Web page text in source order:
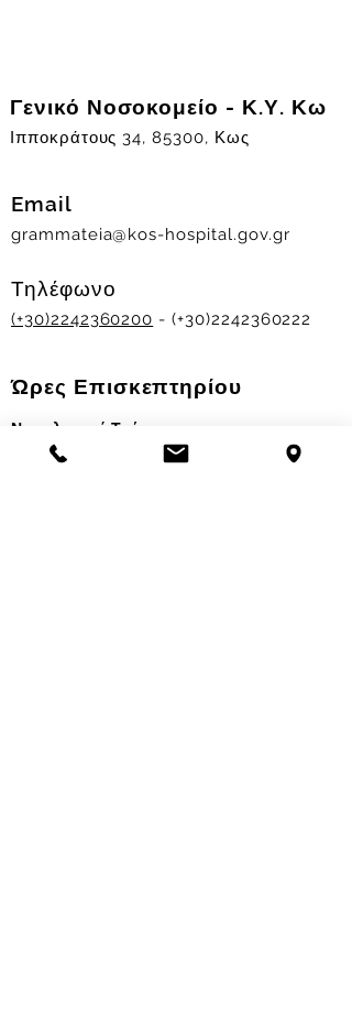
Γενικό Νοσοκομείο - Κ.Υ. Κω
Ιπποκράτους 34, 85300, Κως
Email
grammateia@kos-hospital.gov.gr
Τηλέφωνο
(+30)2242360200 - (+30)2242360222
Ώρες Επισκεπτηρίου
Νοσηλευτικά Τμήματα
Χειμερινό ωράριο: 11.00-13.00
17.30-19.30